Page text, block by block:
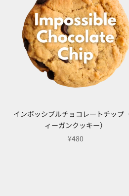
インポッシブルチョコレートチップ
ィーガンクッキー）
セール価格
¥480